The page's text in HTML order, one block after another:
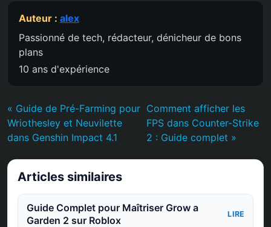
Auteur : alex
Passionné de tech, rédacteur, dénicheur de bons
plans
10 ans d'expérience
« Guide de Pré-Farming pour
Wriothesley et Neuvilette
dans Genshin Impact 4.1
Comment afficher les
FPS dans Counter-Strike
2 : Guide complet »
Articles similaires
Guide Complet pour Maîtriser Grow a
Garden 2 sur Roblox
LIRE